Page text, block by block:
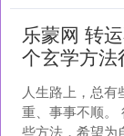
乐蒙网 转
个玄学方法
人生路上，总
重、事事不顺。
些方法，希望为